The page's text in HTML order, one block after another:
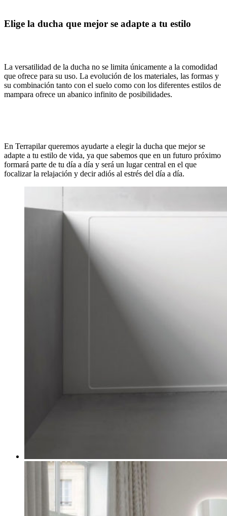
Elige la ducha que mejor se adapte a tu estilo
La versatilidad de la ducha no se limita únicamente a la comodidad
que ofrece para su uso. La evolución de los materiales, las formas y
su combinación tanto con el suelo como con los diferentes estilos de
mampara ofrece un abanico infinito de posibilidades.
En Terrapilar queremos ayudarte a elegir la ducha que mejor se
adapte a tu estilo de vida, ya que sabemos que en un futuro próximo
formará parte de tu día a día y será un lugar central en el que
focalizar la relajación y decir adiós al estrés del día a día.